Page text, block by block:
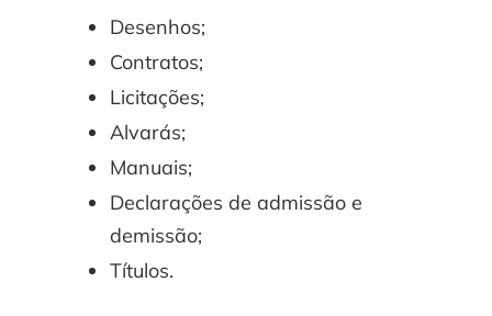
Desenhos;
Contratos;
Licitações;
Alvarás;
Manuais;
Declarações de admissão e
demissão;
Títulos.